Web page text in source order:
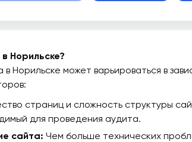
Норильске?
в Норильске может варьироваться в
страниц и сложность структуры
для проведения аудита.
сайта: Чем больше технических